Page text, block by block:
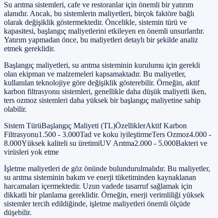
Su arıtma sistemleri, cafe ve restoranlar için önemli bir yatırım
alanıdır. Ancak, bu sistemlerin maliyetleri, birçok faktöre bağlı
olarak değişiklik göstermektedir. Öncelikle, sistemin türü ve
kapasitesi, başlangıç maliyetlerini etkileyen en önemli unsurlardır.
Yatırım yapmadan önce, bu maliyetleri detaylı bir şekilde analiz
etmek gereklidir.
Başlangıç maliyetleri, su arıtma sisteminin kurulumu için gerekli
olan ekipman ve malzemeleri kapsamaktadır. Bu maliyetler,
kullanılan teknolojiye göre değişiklik gösterebilir. Örneğin, aktif
karbon filtrasyonu sistemleri, genellikle daha düşük maliyetli iken,
ters ozmoz sistemleri daha yüksek bir başlangıç maliyetine sahip
olabilir.
Sistem TürüBaşlangıç Maliyeti (TL)ÖzelliklerAktif Karbon
Filtrasyonu1.500 - 3.000Tad ve koku iyileştirmeTers Ozmoz4.000 -
8.000Yüksek kaliteli su üretimiUV Arıtma2.000 - 5.000Bakteri ve
virüsleri yok etme
İşletme maliyetleri de göz önünde bulundurulmalıdır. Bu maliyetler,
su arıtma sisteminin bakım ve enerji tüketiminden kaynaklanan
harcamaları içermektedir. Uzun vadede tasarruf sağlamak için
dikkatli bir planlama gereklidir. Örneğin, enerji verimliliği yüksek
sistemler tercih edildiğinde, işletme maliyetleri önemli ölçüde
düşebilir.